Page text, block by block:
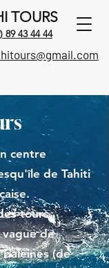
TOURS
89 43 44 44
centre
de Tahiti
tours
vague de
(de